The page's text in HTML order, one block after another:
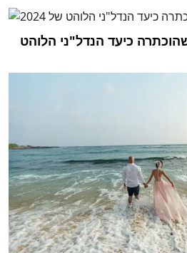
כיעד הנדל"ני הלוהט